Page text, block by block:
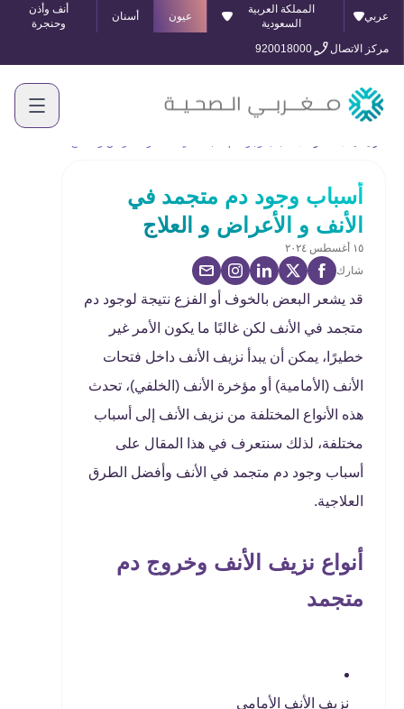
عربي
المملكة العربية
السعودية
عيون أسنان
أنف وأذن
وحنجرة
مركز الاتصال
920018000
أسباب وجود دم متجمد في
الأنف و الأعراض و العلاج
١٥ أغسطس ٢٠٢٤
شارك
قد يشعر البعض بالخوف أو الفزع نتيجة لوجود دم
متجمد في الأنف لكن غالبًا ما يكون الأمر غير
خطيرًا، يمكن أن يبدأ نزيف الأنف داخل فتحات
الأنف (الأمامية) أو مؤخرة الأنف (الخلفي)، تحدث
هذه الأنواع المختلفة من نزيف الأنف إلى أسباب
مختلفة، لذلك سنتعرف في هذا المقال على
أسباب وجود دم متجمد في الأنف وأفضل الطرق
العلاجية.
أنواع نزيف الأنف وخروج دم
متجمد
نزيف الأنف الأمامي